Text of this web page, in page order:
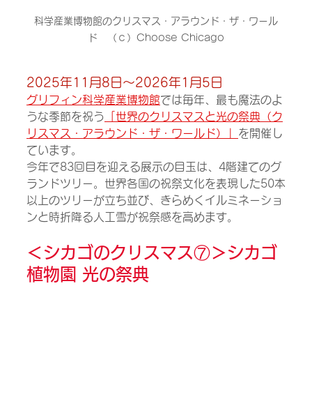
科学産業博物館のクリスマス・アラウンド・ザ・ワール
ド　（ｃ）Choose Chicago
2025年11月8日～2026年1月5日
グリフィン科学産業博物館では毎年、最も魔法のよ
うな季節を祝う 「世界のクリスマスと光の祭典（ク
リスマス・アラウンド・ザ・ワールド）」 を開催し
ています。
今年で83回目を迎える展示の目玉は、4階建てのグ
ランドツリー。世界各国の祝祭文化を表現した50本
以上のツリーが立ち並び、きらめくイルミネーショ
ンと時折降る人工雪が祝祭感を高めます。
＜ シカゴのクリスマス⑦＞シカゴ
植物園 光の祭典